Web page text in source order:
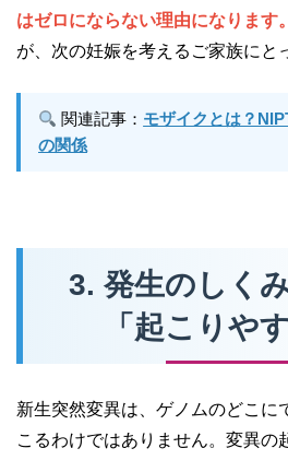
はゼロにならない理由になります。
が、次の妊娠を考えるご家族にと
関連記事： モザイクとは？
の関係
3. 発生のしく
「起こりや
新生突然変異は、ゲノムのどこに
こるわけではありません。変異の